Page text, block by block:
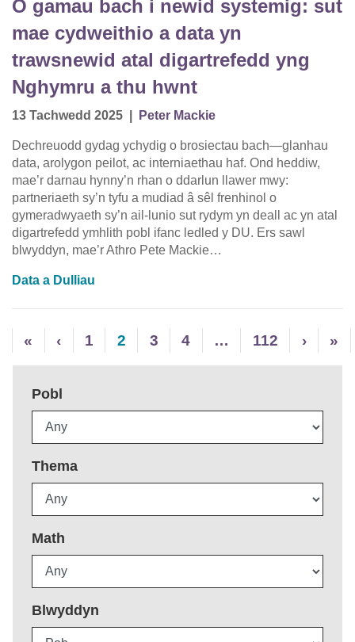
O gamau bach i newid systemig: sut
mae cydweithio a data yn
trawsnewid atal digartrefedd yng
Nghymru a thu hwnt
13 Tachwedd 2025 Peter Mackie
Dechreuodd gydag ychydig o brosiectau bach—glanhau
data, arolygon peilot, ac interniaethau haf. Ond heddiw,
mae’r darnau hynny’n rhan o ddarlun llawer mwy:
partneriaeth sy’n tyfu a mudiad â sêl frenhinol o
gymeradwyaeth sy’n ail-lunio sut rydym yn deall ac yn atal
digartrefedd ymhlith pobl ifanc ledled y DU. Ers sawl
blwyddyn, mae’r Athro Pete Mackie…
Data a Dulliau
« ‹ 1 2 3 4 … 112 › »
Pobl
Thema
Math
Blwyddyn